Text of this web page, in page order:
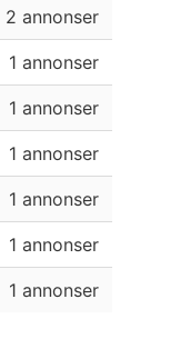
2 annonser
1 annonser
1 annonser
1 annonser
1 annonser
1 annonser
1 annonser